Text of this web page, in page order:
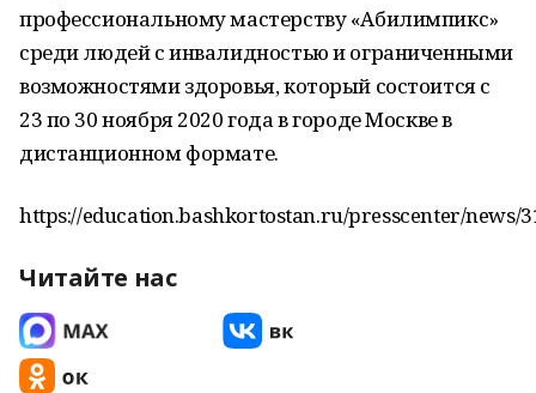
профессиональному мастерству «Абилимпикс»
среди людей с инвалидностью и ограниченными
возможностями здоровья, который состоится с
23 по 30 ноября 2020 года в городе Москве в
дистанционном формате.
https://education.bashkortostan.ru/presscenter/news/
Читайте нас